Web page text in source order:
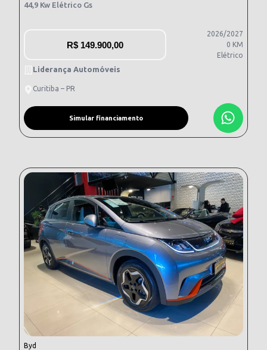
44,9 Kw Elétrico Gs
R$ 149.900,00
2026/2027
0 KM
Elétrico
Liderança Automóveis
Curitiba – PR
Simular financiamento
Byd